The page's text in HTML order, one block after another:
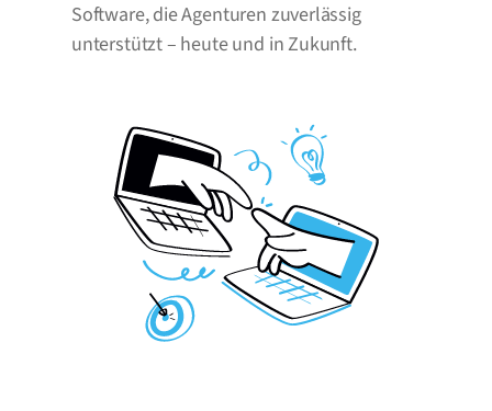
Software, die Agenturen zuverlässig
unterstützt – heute und in Zukunft.